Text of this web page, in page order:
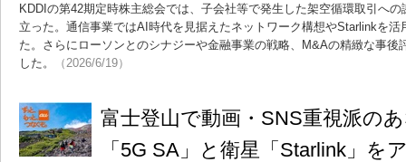
KDDIの第42期定時株主総会では、子会社等で発生した架空循環取引へ
立った。通信事業ではAI時代を見据えたネットワーク構想やStarlinkを
た。さらにローソンとのシナジーや金融事業の戦略、M&Aの精緻な事後
した。
（2026/6/19）
富士登山で動画・SNS重視派の
「5G SA」と衛星「Starlink」を